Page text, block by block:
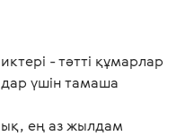
- тәтті құмарлар
үшін тамаша
ең аз жылдам